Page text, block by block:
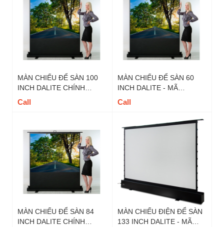
MÀN CHIẾU ĐỂ SÀN 100
INCH DALITE CHÍNH
HÃNG - MÃ FU100TS, TỈ
Call
MÀN CHIẾU ĐỂ SÀN 60
INCH DALITE - MÃ
FU60TS, TỈ LỆ 4 : 3
Call
MÀN CHIẾU ĐỂ SÀN 84
INCH DALITE CHÍNH
MÀN CHIẾU ĐIỆN ĐỂ SÀN
133 INCH DALITE - MÃ